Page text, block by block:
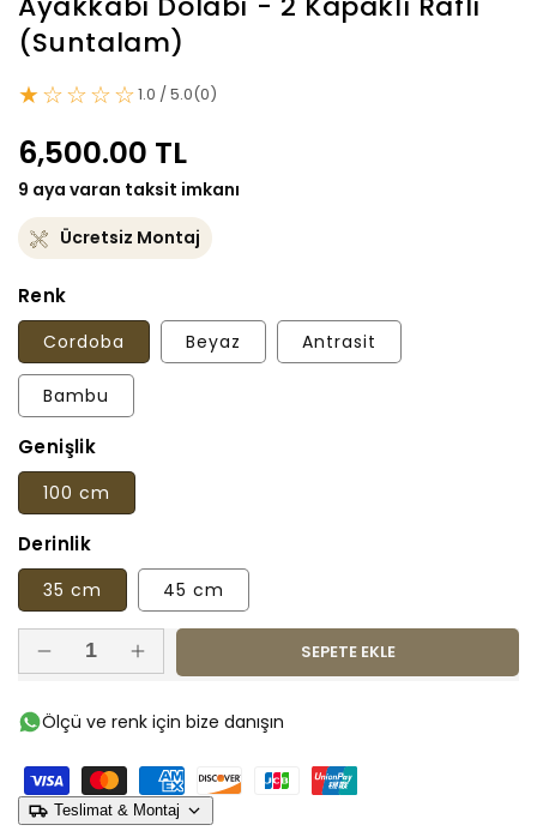
(Suntalam)
★☆☆☆☆1.0 / 5.0(0)
Normal
fiyat
6,500.00 TL
9 aya varan taksit imkanı
Ücretsiz Montaj
Renk
Cordoba Beyaz Antrasit
Bambu
Genişlik
100 cm
Derinlik
35 cm 45 cm
Ayakkabı
-
Kapaklı
Raflı
(Suntalam)
Ayakkabı
-
Kapaklı
Raflı
(Suntalam)
SEPETE EKLE
Ölçü ve renk için bize danışın
Teslimat & Montaj